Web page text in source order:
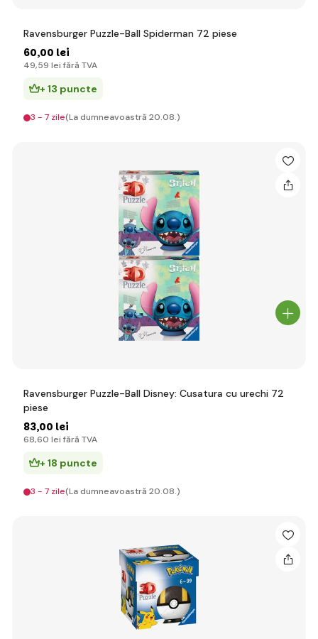
Ravensburger Puzzle-Ball Spiderman 72 piese
60,00 lei
49,59 lei fără TVA
+ 13 puncte
3 - 7 zile(La dumneavoastră 20.08.)
Ravensburger Puzzle-Ball Disney: Cusatura cu urechi 72
piese
83,00 lei
68,60 lei fără TVA
+ 18 puncte
3 - 7 zile(La dumneavoastră 20.08.)